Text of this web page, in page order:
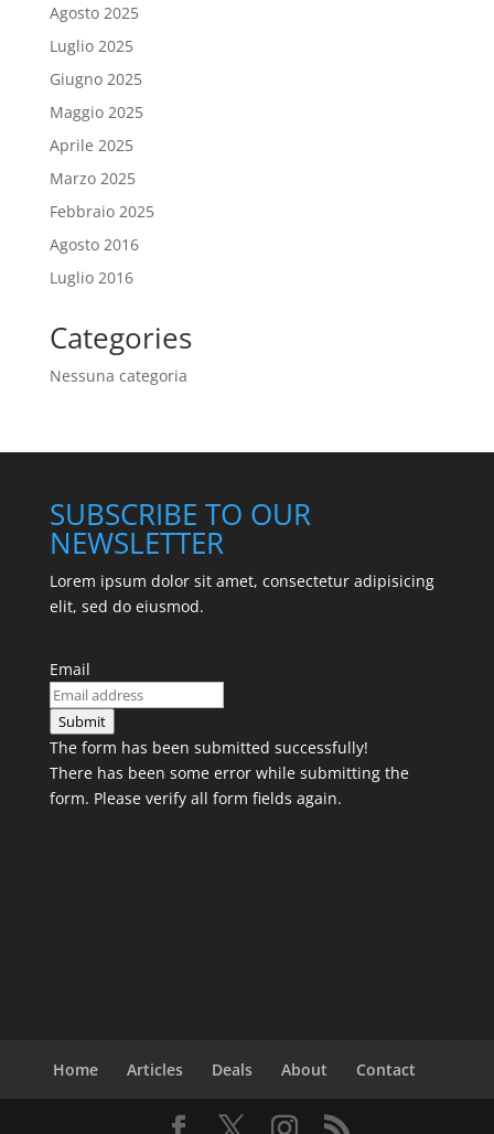
Agosto 2025
Luglio 2025
Giugno 2025
Maggio 2025
Aprile 2025
Marzo 2025
Febbraio 2025
Agosto 2016
Luglio 2016
Categories
Nessuna categoria
SUBSCRIBE TO OUR
NEWSLETTER
Lorem ipsum dolor sit amet, consectetur adipisicing
elit, sed do eiusmod.
Email
Submit
The form has been submitted successfully!
There has been some error while submitting the
form. Please verify all form fields again.
Home Articles Deals About Contact